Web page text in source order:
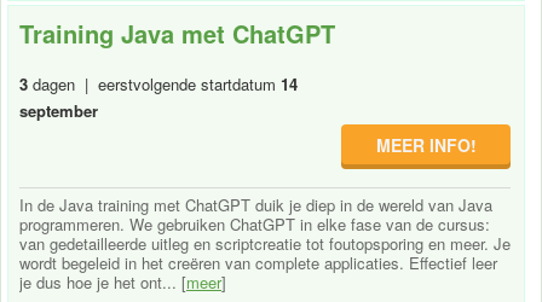
Training Java met ChatGPT
3 dagen | eerstvolgende startdatum 14
september
MEER INFO!
In de Java training met ChatGPT duik je diep in de wereld van Java
programmeren. We gebruiken ChatGPT in elke fase van de cursus:
van gedetailleerde uitleg en scriptcreatie tot foutopsporing en meer. Je
wordt begeleid in het creëren van complete applicaties. Effectief leer
je dus hoe je het ont... [meer]